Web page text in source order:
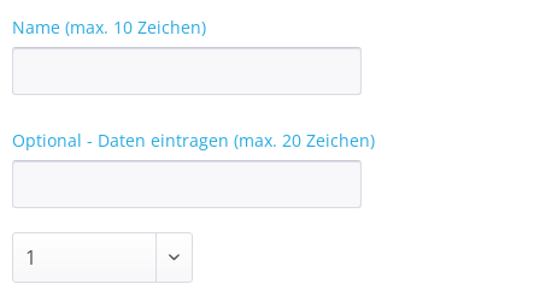
Name (max. 10 Zeichen)
Optional - Daten eintragen (max. 20 Zeichen)